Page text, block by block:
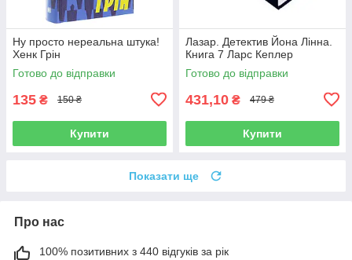
Ну просто нереальна штука!
Хенк Грін
Готово до відправки
135 ₴ 150 ₴
Купити
Лазар. Детектив Йона Лінна.
Книга 7 Ларс Кеплер
Готово до відправки
431,10 ₴ 479 ₴
Купити
Показати ще
Про нас
100% позитивних з 440 відгуків за рік